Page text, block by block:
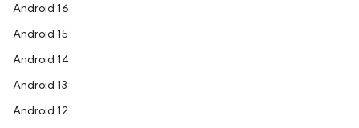
Android 16
Android 15
Android 14
Android 13
Android 12